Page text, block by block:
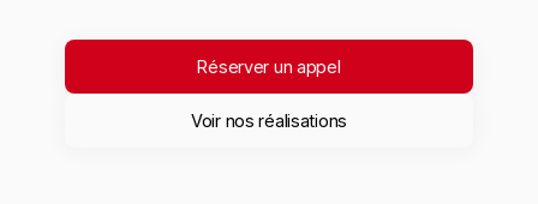
Réserver un appel
Voir nos réalisations